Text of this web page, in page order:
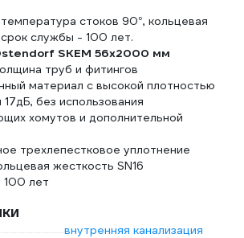
стоков 90°, кольцевая
службы - 100 лет.
SKEM 56x2000 мм
труб и фитингов
материал с высокой плотностью
17дБ, без использования
хомутов и дополнительной
трехлепестковое уплотнение
жесткость SN16
лет
внутренняя канализация